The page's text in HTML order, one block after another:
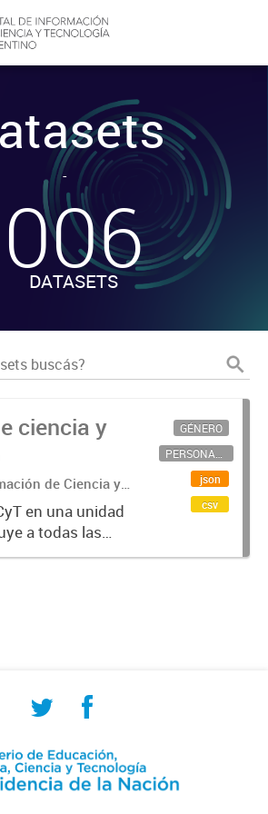
-
006
DATASETS
ciencia y
de Ciencia y
(SICYTAR)
en una unidad
a todas las
GÉNERO
PERSONAL CIENTÍFICO-TECNOLÓGICO
json
csv